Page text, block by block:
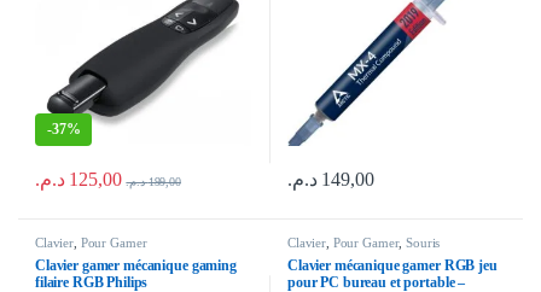
-37%
125,00 د.م. 199,00 د.م. 149,00 د.م.
Clavier Pour Gamer
Clavier gamer mécanique gaming
filaire RGB Philips
Clavier Pour Gamer,Souris
Clavier mécanique gamer RGB jeu
pour PC bureau et portable –